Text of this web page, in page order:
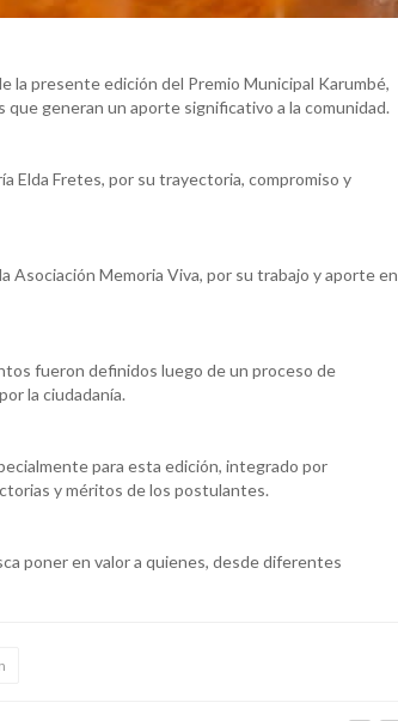
la presente edición del Premio Municipal Karumbé,
generan un aporte significativo a la comunidad.
Elda Fretes, por su trayectoria, compromiso y
Memoria Viva, por su trabajo y aporte en
fueron definidos luego de un proceso de
la ciudadanía.
para esta edición, integrado por
y méritos de los postulantes.
poner en valor a quienes, desde diferentes